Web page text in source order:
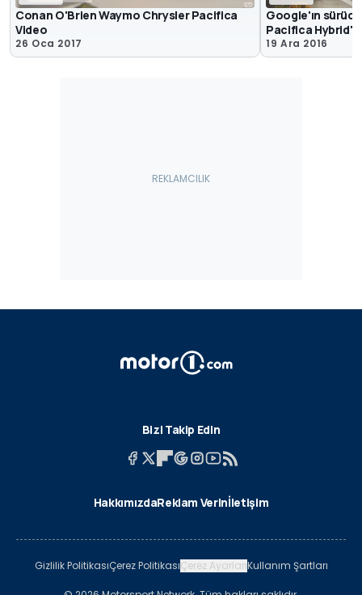
Conan O'Brien Waymo Chrysler Pacifica
Video
26 Oca 2017
Google'ın
Pacifica
19 Ara 2016
Bizi Takip Edin
HakkımızdaReklam Verinİletişim
Gizlilik PolitikasıÇerez PolitikasıÇerez AyarlarıKullanım Şartları